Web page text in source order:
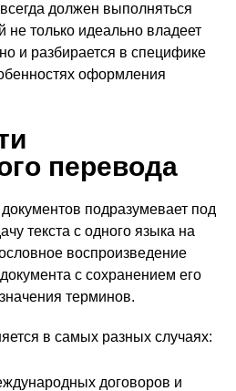
должен выполняться
не только идеально владеет
и разбирается в специфике
оформления
перевода
подразумевает под
текста с одного языка на
воспроизведение
с сохранением его
терминов.
в самых разных случаях:
договоров и